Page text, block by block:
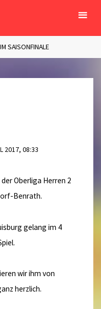
SAISONFINALE
2017, 08:33
Oberliga Herren 2
Benrath.
gelang im 4
wir ihm von
herzlich.